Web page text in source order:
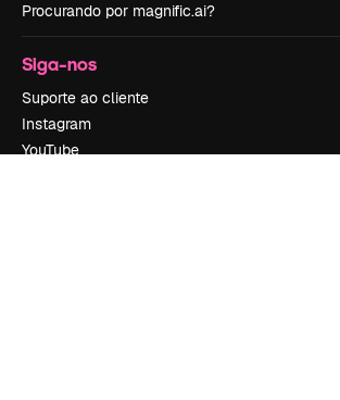
Procurando por magnific.ai?
Siga-nos
Suporte ao cliente
Instagram
YouTube